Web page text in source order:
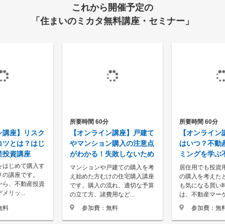
これから開催予定の
「住まいのミカタ無料講座・セミナー」
座】リスク
ツとは？はじ
投資講座
はじめて購入す
講座です。
ら、不動産投資
メリッ...
料
所要時間 60分
【オンライン講座】戸建て
やマンション購入の注意点
がわかる！失敗しないため
の住宅購入講座
マンションや戸建ての購入を考
え始めた方むけの住宅購入講座
です。購入の流れ、適切な予算
の立て方、諸費用など...
参加費：無料
所要時間 60分
【オンライ
はいつ？不動
ミングを学ぶ
座
居住用でも投資
の購入を考えた
も気になる買い
は、不動産マー
参加費：無